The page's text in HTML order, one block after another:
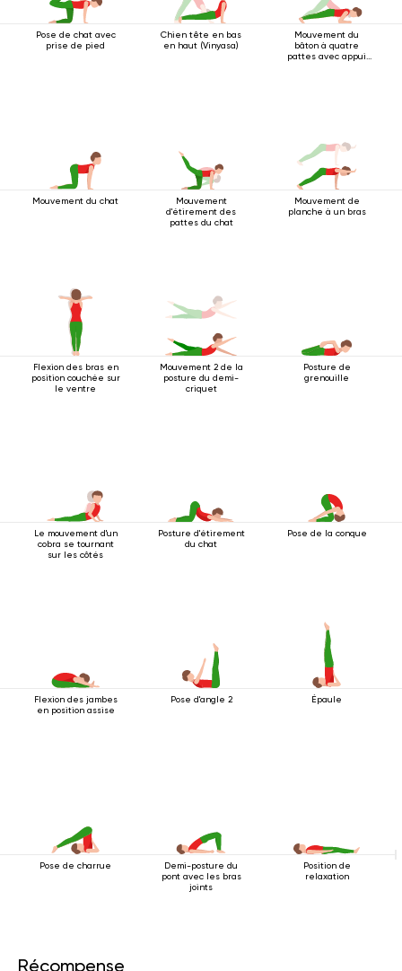
Pose de chat avec
prise de pied
Chien tête en bas
en haut (Vinyasa)
Mouvement du
bâton à quatre
pattes avec appui
Mouvement du chat
Mouvement
d'étirement des
pattes du chat
Mouvement de
planche à un bras
Flexion des bras en
position couchée sur
le ventre
Mouvement 2 de la
posture du demi-
criquet
Posture de
grenouille
Le mouvement d'un
cobra se tournant
sur les côtés
Posture d'étirement
du chat
Pose de la conque
Flexion des jambes
en position assise
Pose d'angle 2 Épaule
Pose de charrue
Demi-posture du
pont avec les bras
joints
Position de
relaxation
Récompense